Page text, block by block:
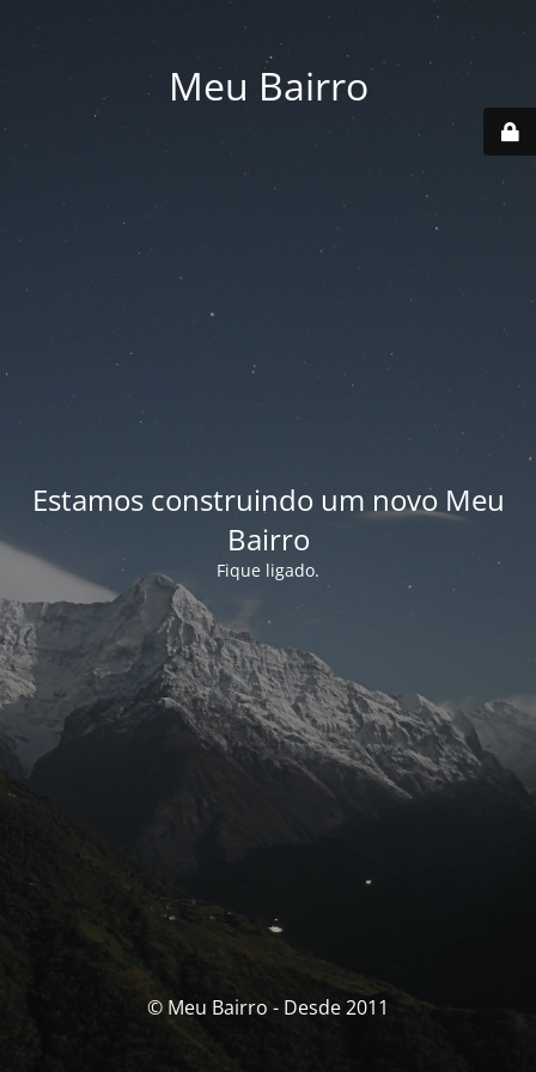
Meu Bairro
Estamos construindo um novo Meu
Bairro
Fique ligado.
© Meu Bairro - Desde 2011